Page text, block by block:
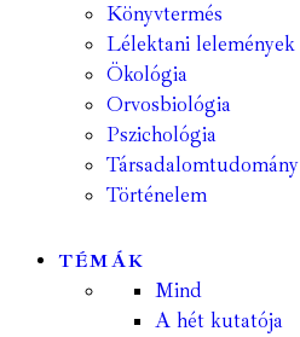
Könyvtermés
Lélektani lelemények
Ökológia
Orvosbiológia
Pszichológia
Társadalomtudomány
Történelem
TÉMÁK
Mind
A hét kutatója